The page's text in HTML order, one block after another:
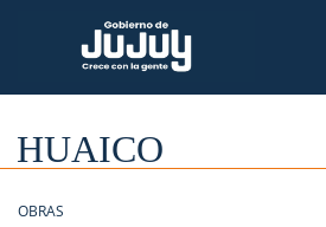
HUAICO
OBRAS